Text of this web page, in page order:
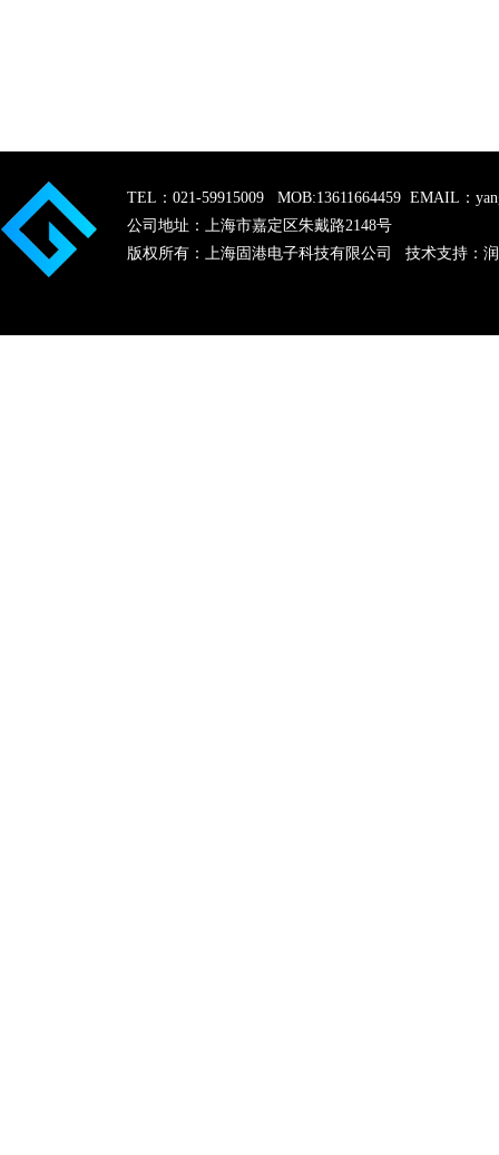
TEL：021-59915009 MOB:13611664459 EMAIL：
公司地址：上海市嘉定区朱戴路2148号
版权所有：上海固港电子科技有限公司 技术支持：